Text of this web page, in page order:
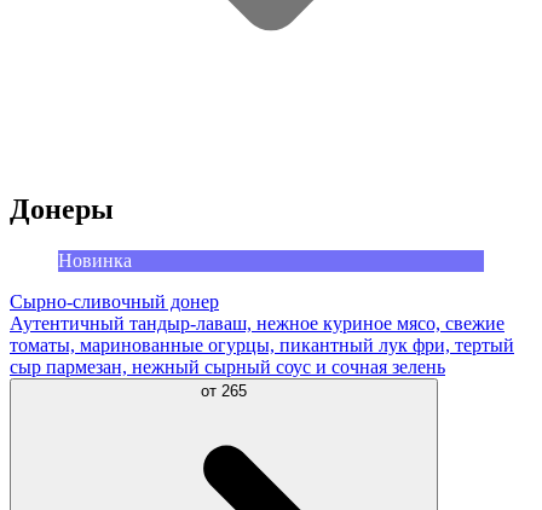
Донеры
Новинка
Сырно-сливочный донер
Аутентичный тандыр-лаваш, нежное куриное мясо, свежие
томаты, маринованные огурцы, пикантный лук фри, тертый
сыр пармезан, нежный сырный соус и сочная зелень
от 265